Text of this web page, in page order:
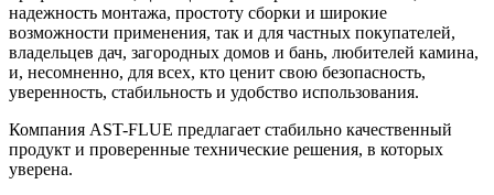
надежность монтажа, простоту сборки и широкие
возможности применения, так и для частных покупателей,
владельцев дач, загородных домов и бань, любителей камина,
и, несомненно, для всех, кто ценит свою безопасность,
уверенность, стабильность и удобство использования.
Компания AST-FLUE предлагает стабильно качественный
продукт и проверенные технические решения, в которых
уверена.